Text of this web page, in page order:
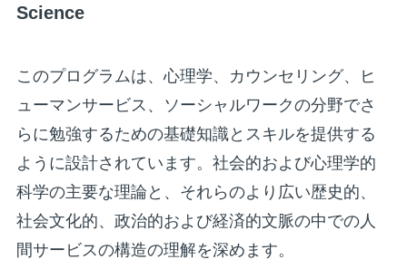
Science
このプログラムは、心理学、カウンセリング、ヒ
ューマンサービス、ソーシャルワークの分野でさ
らに勉強するための基礎知識とスキルを提供する
ように設計されています。社会的および心理学的
科学の主要な理論と、それらのより広い歴史的、
社会文化的、政治的および経済的文脈の中での人
間サービスの構造の理解を深めます。